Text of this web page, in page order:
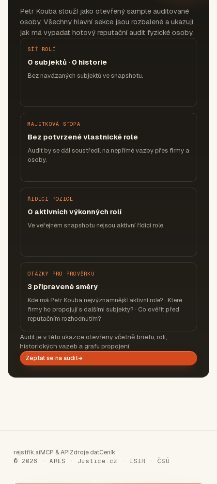
Petr Kouba slouží jako otevřený sample auditované
osoby. Všechny hlavní sekce jsou rozbalené a ukazují,
jak má vypadat hotový reputační audit fyzické osoby.
SÍŤ ROLÍ
0 subjektů · 0 historie
Bez navázaných subjektů ve snapshotu.
MAJETKOVÁ STOPA
Bez potvrzené vlastnické role
Audit by se dál soustředil na nepřímé vazby přes firmy a
osoby.
ŘÍDICÍ POZICE
0 aktivních výkonných rolí
Ve veřejném snapshotu nejsou aktivní řídicí role.
OTÁZKY PRO PROVĚRKU
3 připravené směry
Kde má Petr Kouba nejvýznamnější aktivní role? · Které
firmy ho propojují s dalšími subjekty? · Co ověřit před
reputačním rozhodnutím?
Audit je v této ukázce otevřený včetně briefu, rolí,
historických vazeb a grafu propojení.
Zeptat se na audit
rejstřík.aiMCP & APIZdroje datCeník
© 2026 · ARES · Justice.cz · ISIR · ČSÚ